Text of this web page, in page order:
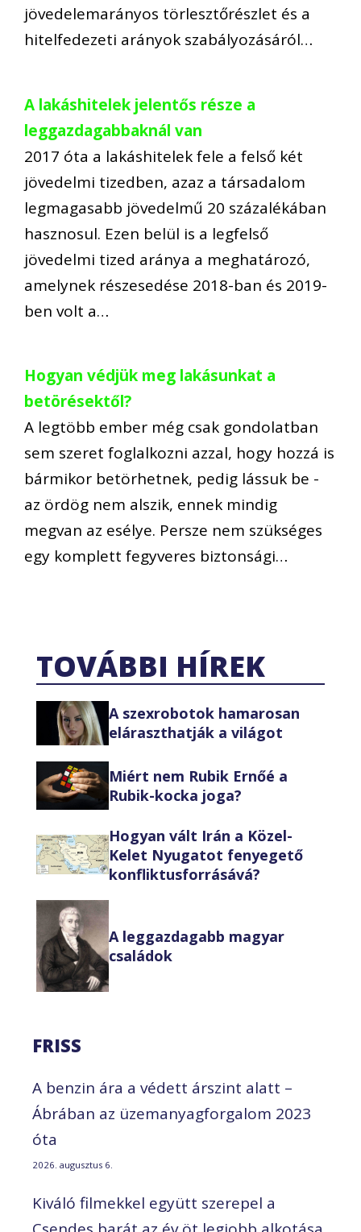
jövedelemarányos törlesztőrészlet és a
hitelfedezeti arányok szabályozásáról…
A lakáshitelek jelentős része a
leggazdagabbaknál van
2017 óta a lakáshitelek fele a felső két
jövedelmi tizedben, azaz a társadalom
legmagasabb jövedelmű 20 százalékában
hasznosul. Ezen belül is a legfelső
jövedelmi tized aránya a meghatározó,
amelynek részesedése 2018-ban és 2019-
ben volt a…
Hogyan védjük meg lakásunkat a
betörésektől?
A legtöbb ember még csak gondolatban
sem szeret foglalkozni azzal, hogy hozzá is
bármikor betörhetnek, pedig lássuk be -
az ördög nem alszik, ennek mindig
megvan az esélye. Persze nem szükséges
egy komplett fegyveres biztonsági…
TOVÁBBI HÍREK
A szexrobotok hamarosan
eláraszthatják a világot
Miért nem Rubik Ernőé a
Rubik-kocka joga?
Hogyan vált Irán a Közel-
Kelet Nyugatot fenyegető
konfliktusforrásává?
A leggazdagabb magyar
családok
FRISS
A benzin ára a védett árszint alatt –
Ábrában az üzemanyagforgalom 2023
óta
2026. augusztus 6.
Kiváló filmekkel együtt szerepel a